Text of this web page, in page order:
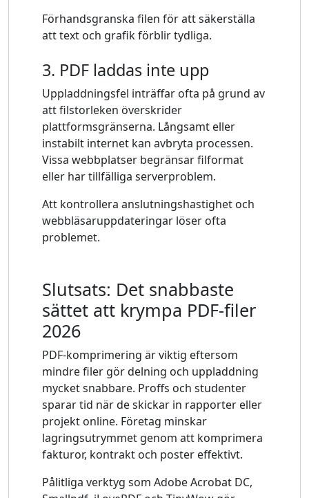
Förhandsgranska filen för att säkerställa
att text och grafik förblir tydliga.
3. PDF laddas inte upp
Uppladdningsfel inträffar ofta på grund av
att filstorleken överskrider
plattformsgränserna. Långsamt eller
instabilt internet kan avbryta processen.
Vissa webbplatser begränsar filformat
eller har tillfälliga serverproblem.
Att kontrollera anslutningshastighet och
webbläsaruppdateringar löser ofta
problemet.
Slutsats: Det snabbaste
sättet att krympa PDF-filer
2026
PDF-komprimering är viktig eftersom
mindre filer gör delning och uppladdning
mycket snabbare. Proffs och studenter
sparar tid när de skickar in rapporter eller
projekt online. Företag minskar
lagringsutrymmet genom att komprimera
fakturor, kontrakt och poster effektivt.
Pålitliga verktyg som Adobe Acrobat DC,